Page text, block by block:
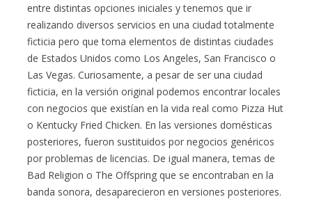
entre distintas opciones iniciales y tenemos que ir
realizando diversos servicios en una ciudad totalmente
ficticia pero que toma elementos de distintas ciudades
de Estados Unidos como Los Angeles, San Francisco o
Las Vegas. Curiosamente, a pesar de ser una ciudad
ficticia, en la versión original podemos encontrar locales
con negocios que existían en la vida real como Pizza Hut
o Kentucky Fried Chicken. En las versiones domésticas
posteriores, fueron sustituidos por negocios genéricos
por problemas de licencias. De igual manera, temas de
Bad Religion o The Offspring que se encontraban en la
banda sonora, desaparecieron en versiones posteriores.